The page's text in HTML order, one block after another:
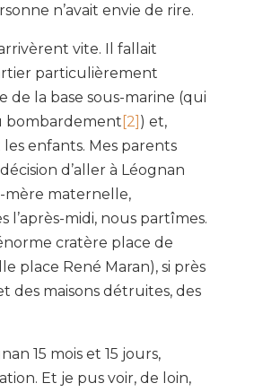
n’avait envie de rire.
vite. Il fallait
particulièrement
de la base sous-marine (qui
bombardement [2] ) et,
enfants. Mes parents
d’aller à Léognan
mère maternelle,
l’après-midi, nous partîmes.
cratère place de
place René Maran), si près
des maisons détruites, des
15 mois et 15 jours,
Et je pus voir, de loin,